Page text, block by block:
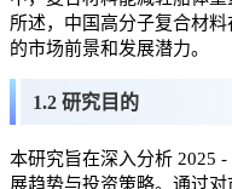
所述，中国高分子复合材
的市场前景和发展潜力。
1.2 研究目的
本研究旨在深入分析 2025
展趋势与投资策略。通过